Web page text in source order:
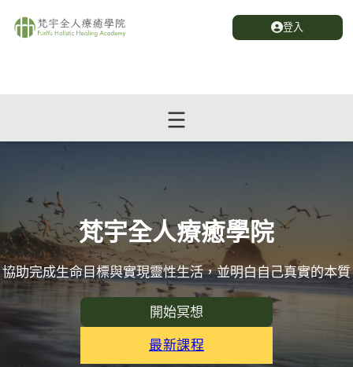
登入
梵宇全人療癒學院
協助完成生命目標與實現靈性生活，並明白自己真實的本質
開始冥想
最新課程